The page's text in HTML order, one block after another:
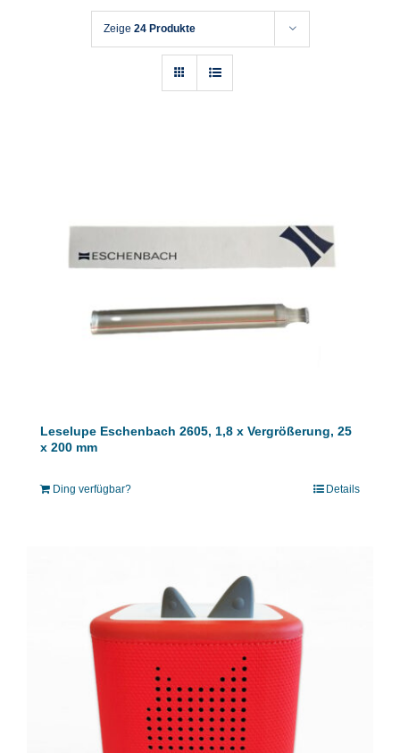
Zeige 24 Produkte
Leselupe Eschenbach 2605, 1,8 x Vergrößerung, 25
x 200 mm
Ding verfügbar? Details